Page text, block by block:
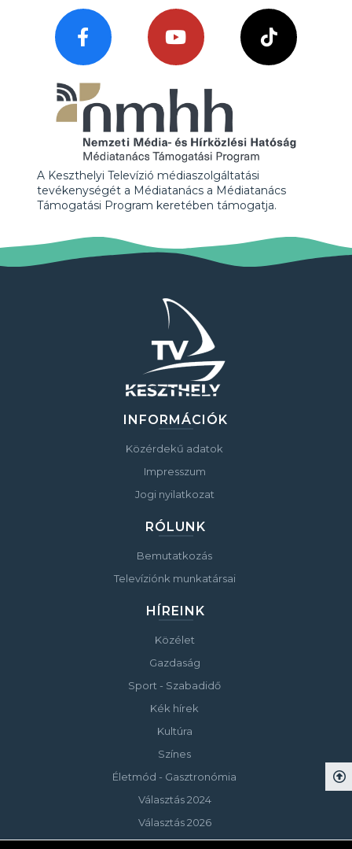
A Keszthelyi Televízió médiaszolgáltatási
tevékenységét a Médiatanács a Médiatanács
Támogatási Program keretében támogatja.
INFORMÁCIÓK
Közérdekű adatok
Impresszum
Jogi nyilatkozat
RÓLUNK
Bemutatkozás
Televíziónk munkatársai
HÍREINK
Közélet
Gazdaság
Sport - Szabadidő
Kék hírek
Kultúra
Színes
Életmód - Gasztronómia
Választás 2024
Választás 2026